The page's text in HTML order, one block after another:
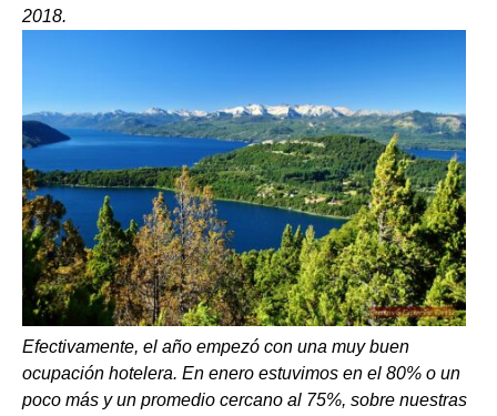
2018.
Efectivamente, el año empezó con una muy buen
ocupación hotelera. En enero estuvimos en el 80% o un
poco más y un promedio cercano al 75%, sobre nuestras